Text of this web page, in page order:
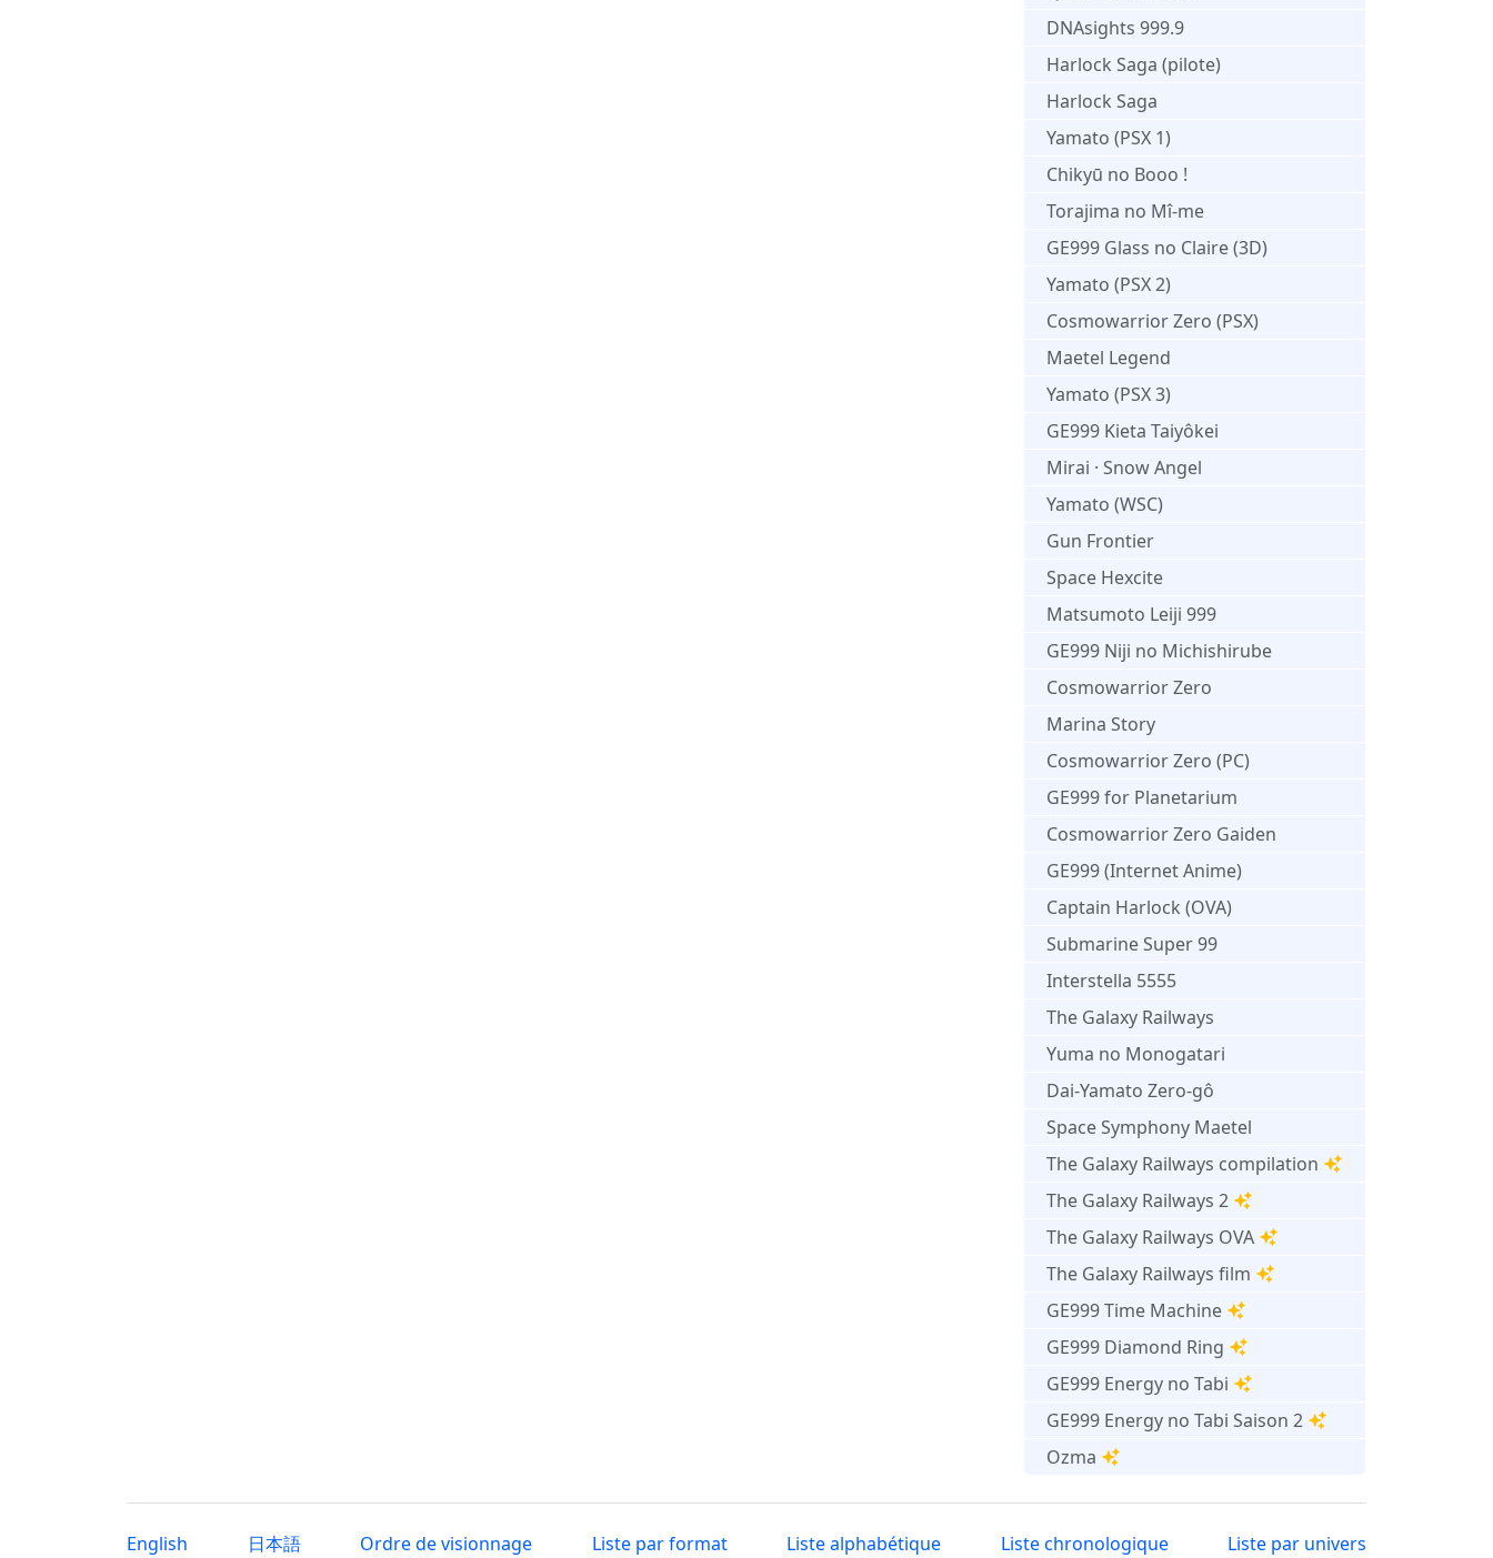
DNAsights 999.9
Harlock Saga (pilote)
Harlock Saga
Yamato (PSX 1)
Chikyū no Booo !
Torajima no Mî-me
GE999 Glass no Claire (3D)
Yamato (PSX 2)
Cosmowarrior Zero (PSX)
Maetel Legend
Yamato (PSX 3)
GE999 Kieta Taiyôkei
Mirai · Snow Angel
Yamato (WSC)
Gun Frontier
Space Hexcite
Matsumoto Leiji 999
GE999 Niji no Michishirube
Cosmowarrior Zero
Marina Story
Cosmowarrior Zero (PC)
GE999 for Planetarium
Cosmowarrior Zero Gaiden
GE999 (Internet Anime)
Captain Harlock (OVA)
Submarine Super 99
Interstella 5555
The Galaxy Railways
Yuma no Monogatari
Dai-Yamato Zero-gô
Space Symphony Maetel
The Galaxy Railways compilation
The Galaxy Railways 2
The Galaxy Railways OVA
The Galaxy Railways film
GE999 Time Machine
GE999 Diamond Ring
GE999 Energy no Tabi
GE999 Energy no Tabi Saison 2
Ozma
English 日本語 Ordre de visionnage Liste par format Liste alphabétique Liste chronologique Liste par univers